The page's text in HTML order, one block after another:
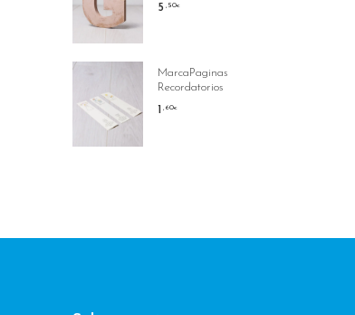
5 ,50€
MarcaPaginas
Recordatorios
1 ,60€